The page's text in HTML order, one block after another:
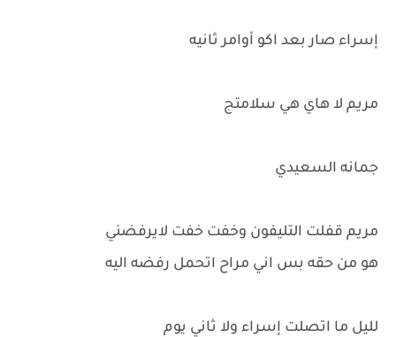
إسراء صار بعد اكو أوامر ثانيه
مريم لا هاي هي سلامتج
جمانه السعيدي
مريم قفلت التليفون وخفت خفت لايرفضني
هو من حقه بس اني مراح اتحمل رفضه اليه
لليل ما اتصلت إسراء ولا ثاني يوم